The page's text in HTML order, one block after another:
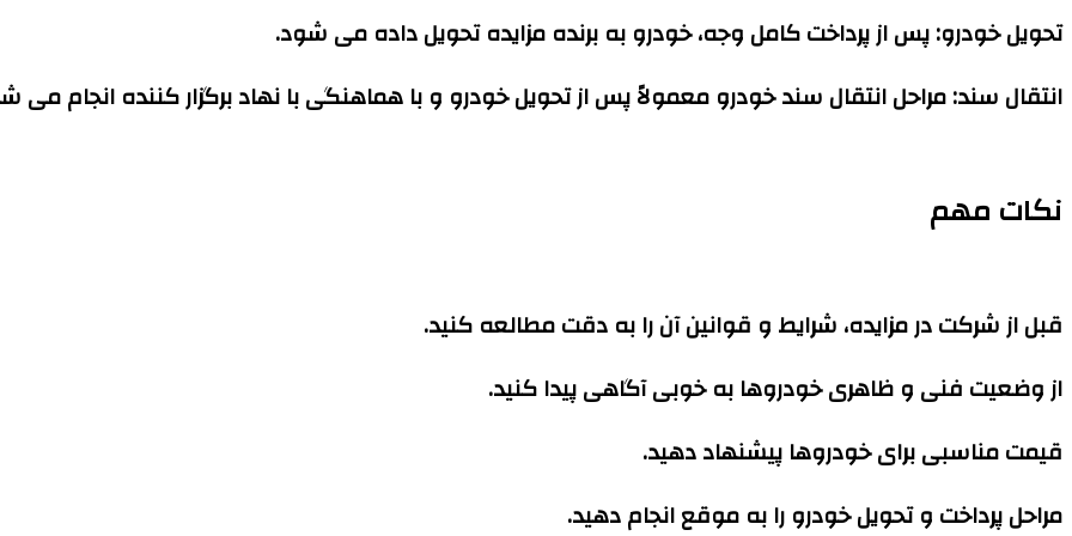
تحویل خودرو:پس از پرداخت کامل وجه، خودرو به برنده مزایده تحویل داده می شود.
انتقال سند:مراحل انتقال سند خودرو معمولاً پس از تحویل خودرو و با هماهنگی با نهاد برگزار کننده انجام می
نکات مهم
قبل از شرکت در مزایده، شرایط و قوانین آن را به دقت مطالعه کنید.
از وضعیت فنی و ظاهری خودروها به خوبی آگاهی پیدا کنید.
قیمت مناسبی برای خودروها پیشنهاد دهید.
مراحل پرداخت و تحویل خودرو را به موقع انجام دهید.